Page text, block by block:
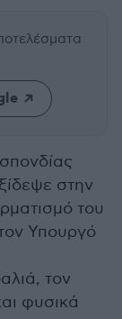
στην
του
Υπουργό
τον
φυσικά